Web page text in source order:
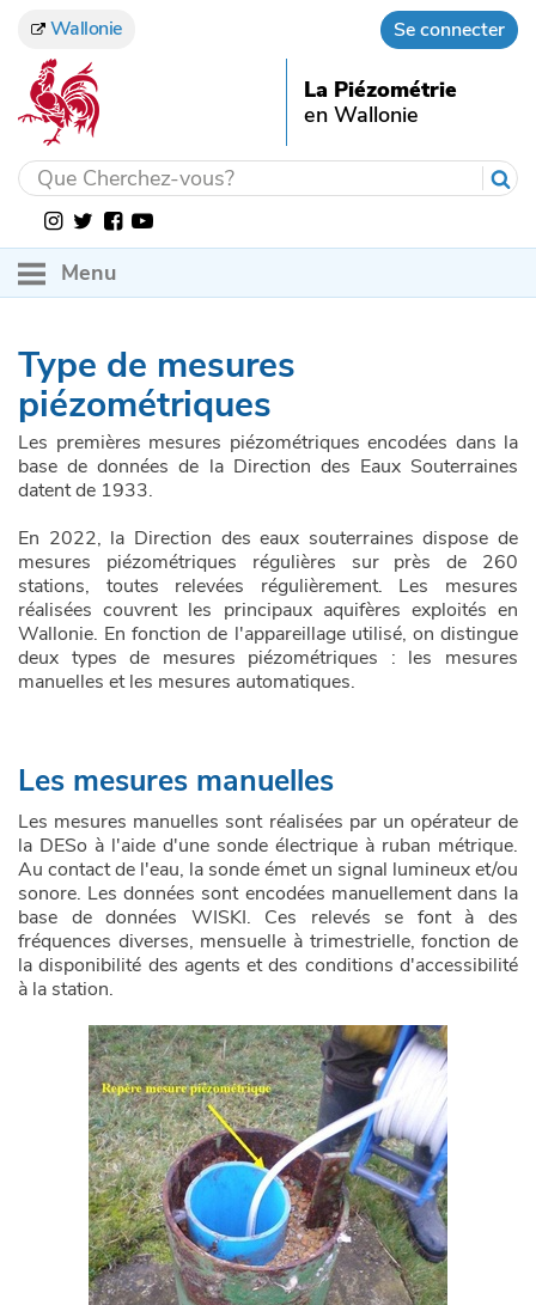
Wallonie Se connecter
La Piézométrie
en Wallonie
Menu
OBSERVATIONS
Niveau d'eau souterraine
EN SAVOIR PLUS
Surveillance quantitative des nappes en Wallonie
Notions de piézométrie
Interprétation des données piézométriques
Type de mesures piézométriques
SERVICES
Télécharger des données
Inscription et demande d'accès spécifique
Nous contacter
Type de mesures
piézométriques
Les premières mesures piézométriques encodées dans la
base de données de la Direction des Eaux Souterraines
datent de 1933.
En 2022, la Direction des eaux souterraines dispose de
mesures piézométriques régulières sur près de 260
stations, toutes relevées régulièrement. Les mesures
réalisées couvrent les principaux aquifères exploités en
Wallonie. En fonction de l'appareillage utilisé, on distingue
deux types de mesures piézométriques : les mesures
manuelles et les mesures automatiques.
Les mesures manuelles
Les mesures manuelles sont réalisées par un opérateur de
la DESo à l'aide d'une sonde électrique à ruban métrique.
Au contact de l'eau, la sonde émet un signal lumineux et/ou
sonore. Les données sont encodées manuellement dans la
base de données WISKI. Ces relevés se font à des
fréquences diverses, mensuelle à trimestrielle, fonction de
la disponibilité des agents et des conditions d'accessibilité
à la station.